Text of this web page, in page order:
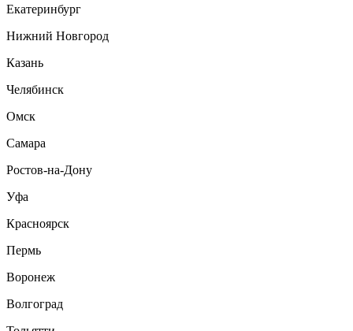
Екатеринбург
Нижний Новгород
Казань
Челябинск
Омск
Самара
Ростов-на-Дону
Уфа
Красноярск
Пермь
Воронеж
Волгоград